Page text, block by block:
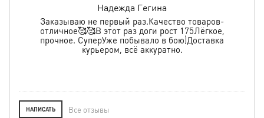
Надежда Гегина
Заказываю не первый раз.Качество товаров-
отличное🥰🥰В этот раз доги рост 175Лёгкое,
прочное. СуперУже побывало в бою)Доставка
курьером, всё аккуратно.
НАПИСАТЬ Все отзывы